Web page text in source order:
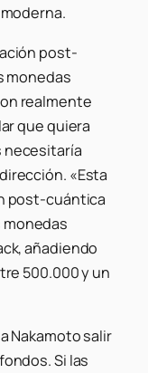
post-
monedas
realmente
que quiera
necesitaría
«Esta
post-cuántica
añadiendo
500.000 y un
Nakamoto salir
Si las